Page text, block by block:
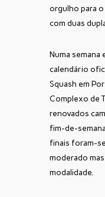
orgulho para
com duas
Numa
calendário
Squash em
Complexo de
renovados
fim-de-
finais foram-
moderado
modalidade.